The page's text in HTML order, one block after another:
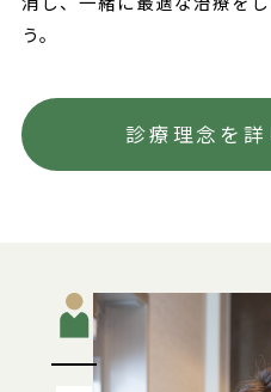
う。
診療理念を詳